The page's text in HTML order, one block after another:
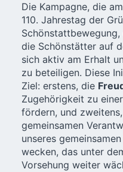
Die Kampagne, die am
110. Jahrestag der
die Schönstätter auf
sich aktiv am Erhalt
zu beteiligen. Diese
Ziel: erstens, die
Zugehörigkeit zu
fördern, und
gemeinsamen
unseres
wecken, das unter
Vorsehung weiter